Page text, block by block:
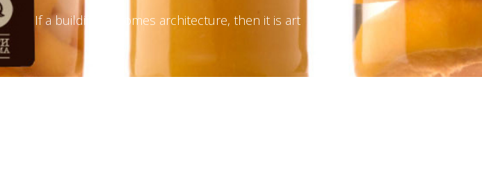
If a building becomes architecture, then it is art